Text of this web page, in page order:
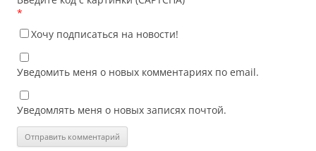
*
Хочу подписаться на новости!
Уведомить меня о новых комментариях по email.
Уведомлять меня о новых записях почтой.